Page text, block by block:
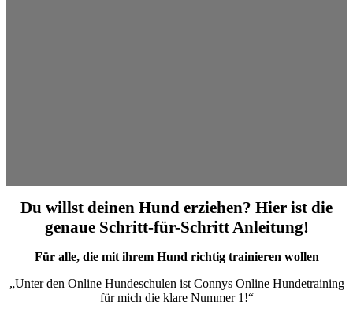
Du willst deinen Hund erziehen? Hier ist die
genaue Schritt-für-Schritt Anleitung!
Für alle, die mit ihrem Hund richtig trainieren wollen
„Unter den Online Hundeschulen ist Connys Online Hundetraining
für mich die klare Nummer 1!“